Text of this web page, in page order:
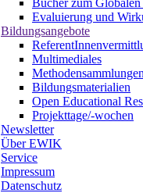
Evaluierung und
Bildungsangebote
Multimediales
Bildungsmaterialien
Open Educational
Projekttage/-wochen
Newsletter
Über EWIK
Service
Impressum
Datenschutz